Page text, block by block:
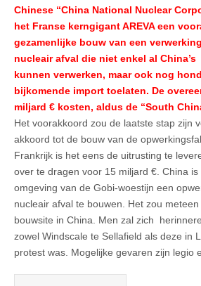
Chinese “China National Nuclear
het Franse kerngigant AREVA een
gezamenlijke bouw van een
nucleair afval die niet enkel al
kunnen verwerken, maar ook nog
bijkomende import toelaten. De
miljard € kosten, aldus de “South
Het voorakkoord zou de laatste stap zijn
akkoord tot de bouw van de
Frankrijk is het eens de uitrusting te
over te dragen voor 15 miljard €. China
omgeving van de Gobi-woestijn een
nucleair afval te bouwen. Het zou
bouwsite in China. Men zal zich
zowel Windscale te Sellafield als deze in
protest was. Mogelijke gevaren zijn legio